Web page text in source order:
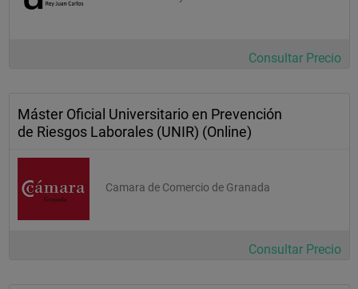
Consultar Precio
Máster Oficial Universitario en Prevención
de Riesgos Laborales (UNIR) (Online)
Camara de Comercio de Granada
Consultar Precio